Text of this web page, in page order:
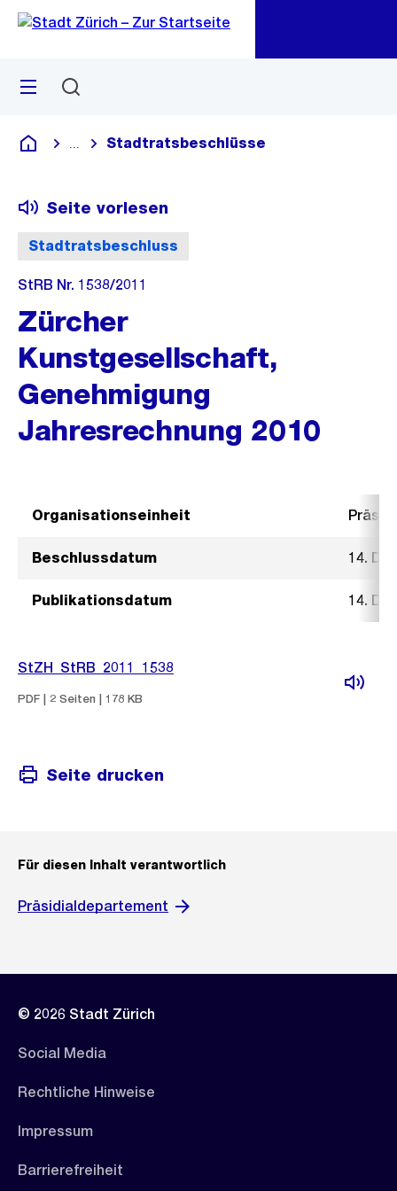
Navigation
Sprunglink
Menü
Deutsch
Blende alle Breadcrumbs ein
Stadtratsbeschlüsse
Stadtratsbeschluss
Seite vorlesen
StRB Nr. 1538/2011
Zürcher
Kunstgesellschaft,
Genehmigung
Jahresrechnung 2010
Organisationseinheit
Beschlussdatum 14.
Publikationsdatum 14.
StZH_StRB_2011_1538
PDF | 2 Seiten | 178 KB
Seite drucken
Für diesen Inhalt verantwortlich
Präsidialdepartement
© 2026 Stadt Zürich
Social Media
Rechtliche Hinweise
Impressum
Barrierefreiheit